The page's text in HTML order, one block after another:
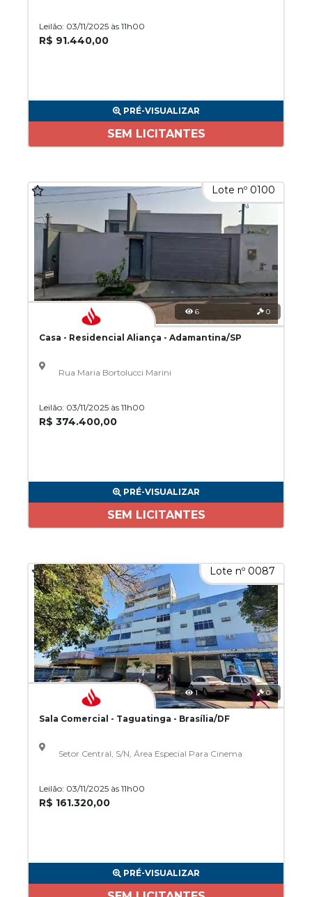
Leilão: 03/11/2025 às 11h00
R$ 91.440,00
PRÉ-VISUALIZAR
SEM LICITANTES
Lote nº 0100
6 0
Casa - Residencial Aliança - Adamantina/SP
Rua Maria Bortolucci Marini
Leilão: 03/11/2025 às 11h00
R$ 374.400,00
PRÉ-VISUALIZAR
SEM LICITANTES
Lote nº 0087
1 0
Sala Comercial - Taguatinga - Brasília/DF
Setor Central, S/N, Área Especial Para Cinema
Leilão: 03/11/2025 às 11h00
R$ 161.320,00
PRÉ-VISUALIZAR